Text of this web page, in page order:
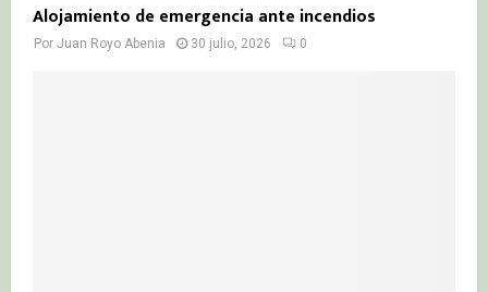
Alojamiento de emergencia ante incendios
Por Juan Royo Abenia 30 julio, 2026 0